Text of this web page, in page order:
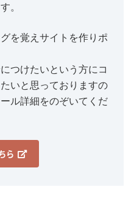
。
を覚えサイトを作りポ
つけたいという方にコ
いと思っておりますの
ル詳細をのぞいてくだ
ら